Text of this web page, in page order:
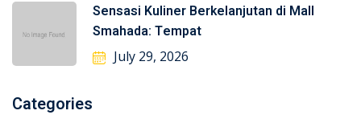
Sensasi Kuliner Berkelanjutan di Mall
Smahada: Tempat
July 29, 2026
Categories